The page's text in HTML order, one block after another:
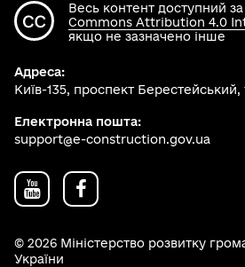
Весь контент доступний за
Commons Attribution 4.0
якщо не зазначено інше
Адреса:
Київ-135, проспект Берестейський,
Електронна пошта:
support@e-construction.gov.ua
© 2026 Міністерство розвитку
України